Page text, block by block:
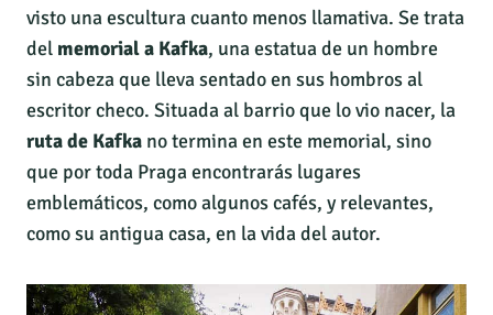
visto una escultura cuanto menos llamativa. Se trata
del memorial a Kafka, una estatua de un hombre
sin cabeza que lleva sentado en sus hombros al
escritor checo. Situada al barrio que lo vio nacer, la
ruta de Kafka no termina en este memorial, sino
que por toda Praga encontrarás lugares
emblemáticos, como algunos cafés, y relevantes,
como su antigua casa, en la vida del autor.